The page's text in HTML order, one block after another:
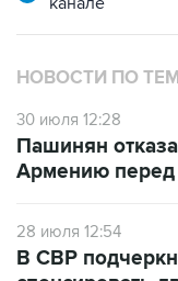
НОВОСТИ ПО
30 июля 12:28
Армению
28 июля 12:54
спонсировать
ЕС